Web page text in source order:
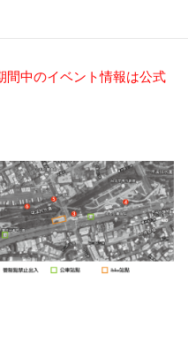
間中のイベント情報は公式